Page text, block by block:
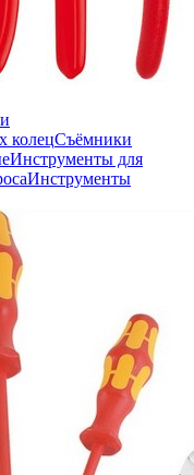
колецСъёмники
Инструменты для
Инструменты